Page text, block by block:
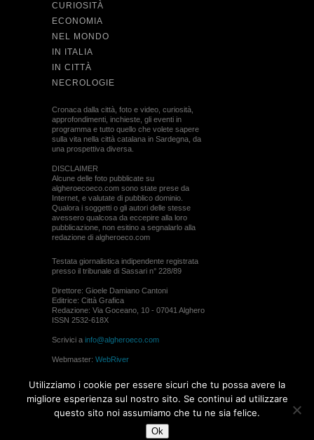
CURIOSITÀ
ECONOMIA
NEL MONDO
IN ITALIA
IN CITTÀ
NECROLOGIE
Cronaca dalla città, foto e video, curiosità,
approfondimenti, inchieste, gli eventi in
programma e tutto quello che volete sapere
sulla vita nella città catalana in Sardegna, da
una prospettiva diversa.
DISCLAIMER
Alcune delle foto pubblicate su
algheroecoeco.com sono state prese da
Internet, e valutate di pubblico dominio.
Qualora i soggetti o gli autori delle stesse
avessero qualcosa da eccepire alla loro
pubblicazione, non esitino a segnalarlo alla
redazione di algheroeco.com
Testata giornalistica indipendente registrata
presso il tribunale di Sassari n° 228/89
Direttore: Gioele Damiano Cantoni
Editrice: Città Grafica
Redazione: Via Goceano, 10 - 07041 Alghero
ISSN 2532-618X
Scrivici a info@algheroeco.com
Webmaster: WebRiver
permesso di algheroeco.com
Utilizziamo i cookie per essere sicuri che tu possa avere la
migliore esperienza sul nostro sito. Se continui ad utilizzare
questo sito noi assumiamo che tu ne sia felice.
Ok